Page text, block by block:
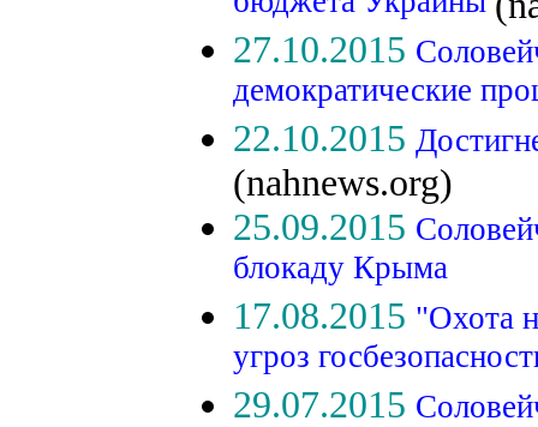
27.10.2015
демократические
22.10.2015
(nahnews.org)
25.09.2015
блокаду Крыма
17.08.2015 "Охота
угроз
29.07.2015